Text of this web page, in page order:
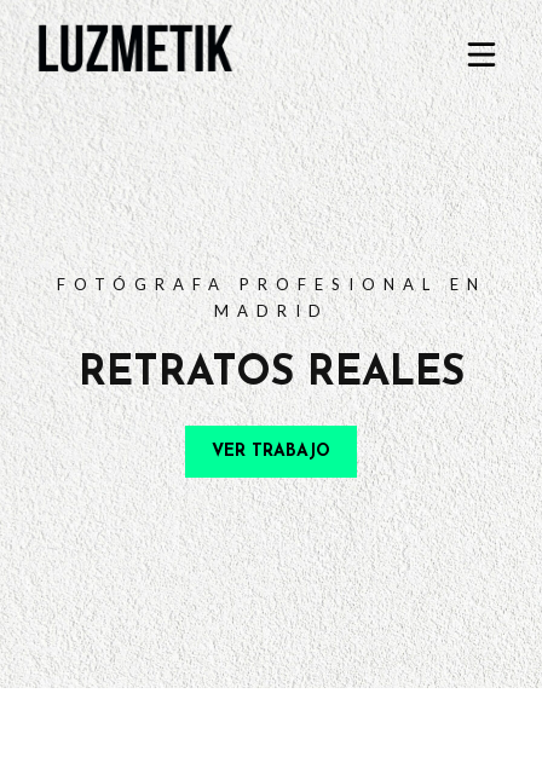
TARIFAS
PREGUNTAS FRECUENTES
CONTACTO
FOTÓGRAFA PROFESIONAL EN
MADRID
RETRATOS REALES
VER TRABAJO